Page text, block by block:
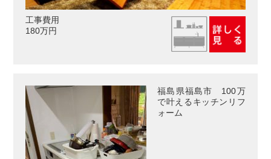
工事費用
180万円
福島県福島市 100万
で叶えるキッチンリフ
ォーム